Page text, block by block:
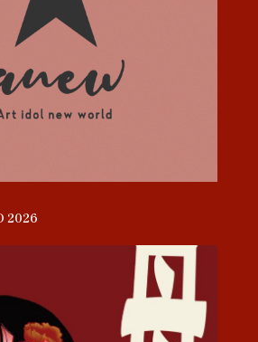
2026